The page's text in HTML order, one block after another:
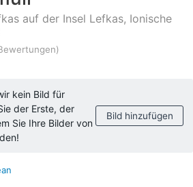
auf der Insel Lefkas, Ionische
auf
kein Bild für
der Erste, der
Sie Ihre Bilder von
Bild hinzufügen